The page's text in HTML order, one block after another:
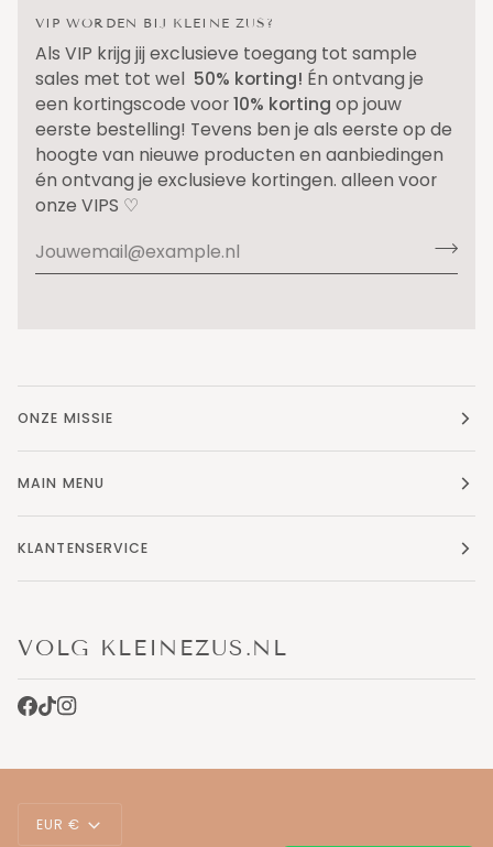
VIP WORDEN BIJ KLEINE ZUS?
Als VIP krijg jij exclusieve toegang tot sample
sales met tot wel 50% korting! Én ontvang je
een kortingscode voor10% korting op jouw
eerste bestelling! Tevens ben je als eerste op de
hoogte van nieuwe producten en aanbiedingen
én ontvang je exclusieve kortingen. alleen voor
onze VIPS ♡
ONZE MISSIE
MAIN MENU
KLANTENSERVICE
VOLG KLEINEZUS.NL
EUR €